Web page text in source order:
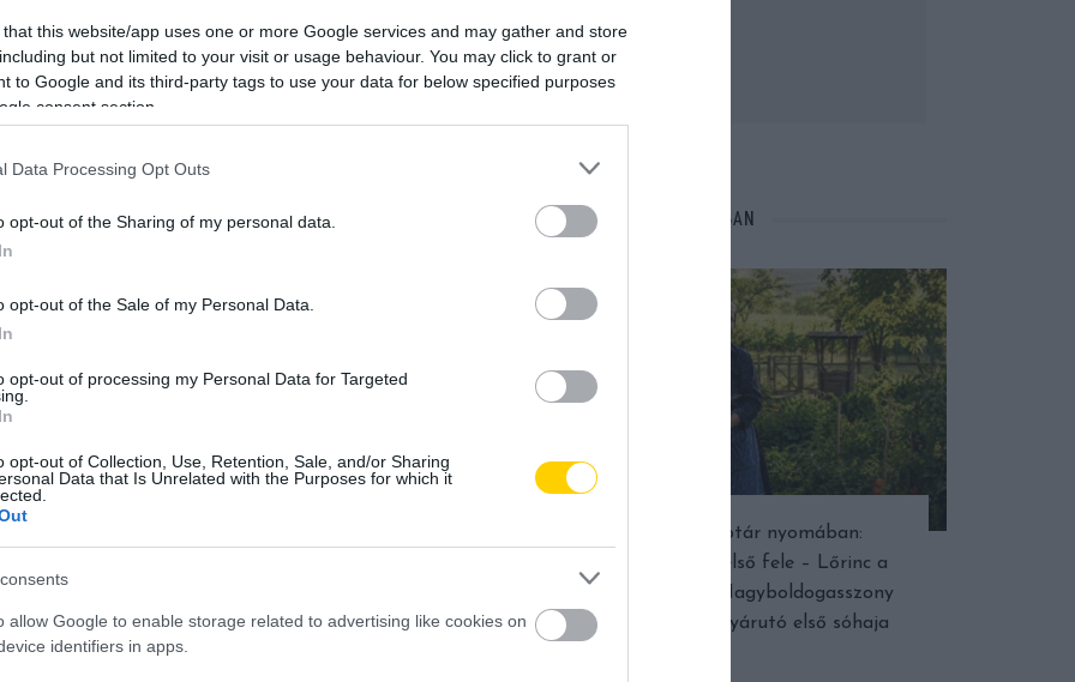
that this website/app uses one or more Google services and may gather and store
but not limited to your visit or usage behaviour. You may click to grant or
to Google and its third-party tags to use your data for below specified purposes
consent section.
Data Processing Opt Outs
opt-out of the Sharing of my personal data.
opt-out of the Sale of my Personal Data.
opt-out of processing my Personal Data for Targeted
opt-out of Collection, Use, Retention, Sale, and/or Sharing
Data that Is Unrelated with the Purposes for which it
allow Google to enable storage related to advertising like cookies on
identifiers in apps.
döntés. Minél több ponton csatlakozik az életünk,
vagyonmegosztás és hasonló dolgok, és persze egy
a pont, amikor az ember ráébred: most vagy soha!
addig kell lépni, amíg tudunk lépni.
abba a helyzetbe, amitől szenvednek. Ekkor a
az majd becsönget a megbánás is a meg nem tett dolgok
NÉPI NAPTÁR NYOMÁBAN
Népi naptár nyomában:
Augusztus első fele – Lőrinc a
dinnyében, Nagyboldogasszony
fénye és a nyárutó első sóhaja